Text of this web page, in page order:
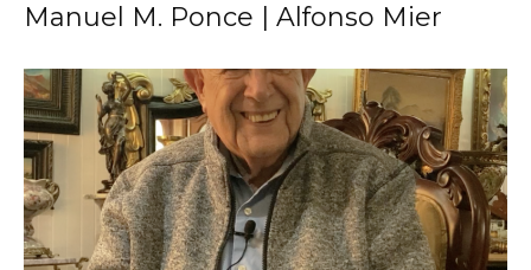
Manuel M. Ponce | Alfonso Mier